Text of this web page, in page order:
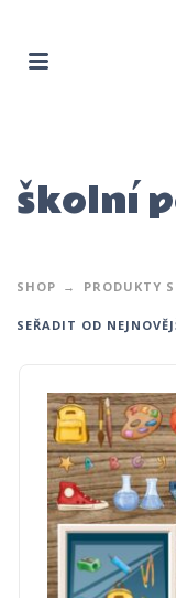
školní
SHOP PRODUKTY
SEŘADIT OD